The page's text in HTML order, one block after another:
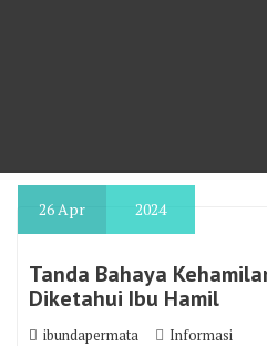
26Apr 2024
Tanda Bahaya
Diketahui Ibu Hamil
ibundapermata Informasi